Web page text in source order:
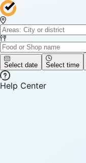
Select date Select time
Help Center